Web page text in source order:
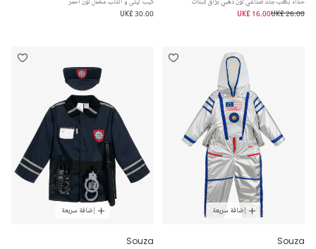
UK£ 26.00
UK£ 16.00
UK£ 30.00
إضافة سريعة
Souza
إضافة سريعة
Souza